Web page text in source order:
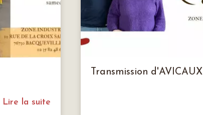
Lire la suite
Transmission d'AVICAUX